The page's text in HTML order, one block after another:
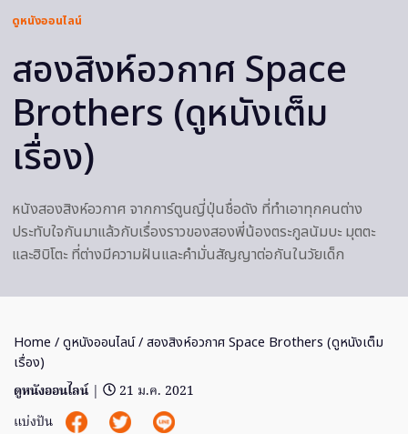
ดูหนังออนไลน์
สองสิงห์อวกาศ Space
Brothers (ดูหนังเต็ม
เรื่อง)
หนังสองสิงห์อวกาศ จากการ์ตูนญี่ปุ่นชื่อดัง ที่ทำเอาทุกคนต่าง
ประทับใจกันมาแล้วกับเรื่องราวของสองพี่น้องตระกูลนัมบะ มุตตะ
และฮิบิโตะ ที่ต่างมีความฝันและคำมั่นสัญญาต่อกันในวัยเด็ก
Home /ดูหนังออนไลน์/ สองสิงห์อวกาศ Space Brothers (ดูหนังเต็ม
เรื่อง)
ดูหนังออนไลน์ |
21 ม.ค. 2021
แบ่งปัน